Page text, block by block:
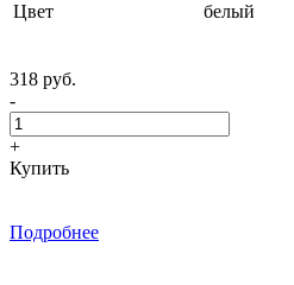
Цвет
белый
318 руб.
-
+
Купить
Подробнее